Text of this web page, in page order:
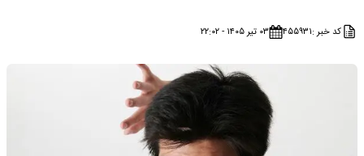
کد خبر :۴۵۵۹۳۱ ۰۳ تیر ۱۴۰۵ - ۲۲:۰۲